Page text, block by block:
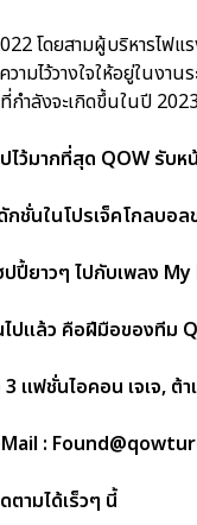
โดยสามผู้บริหารไฟแรง
มไว้วางใจให้อยู่ในงา
ำลังจะเกิดขึ้นในปี
ว้มากที่สุด QOW รับ
ชั่นในโปรเจ็คโกลบอ
ยาวๆ ไปกับเพลง My
ปแล้ว คือฝีมือของทีม
แฟชั่นไอคอน เจเจ, ต้า
Mail :
ตามได้เร็วๆ นี้